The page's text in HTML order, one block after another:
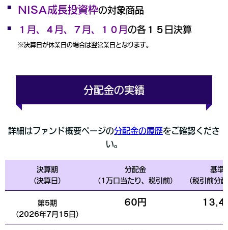
NISA成長投資枠の対象商品
１月、４月、７月、１０月 の各１５日決算
※決算日が休業日の場合は翌営業日となります。
分配金の実績
詳細はファンド概要ページの分配金の履歴をご確認くださ
い。
決算期
（決算日）
分配金
（1万口当たり、税引前）
基準
（税引前分
第5期
（2026年7月15日）
60円